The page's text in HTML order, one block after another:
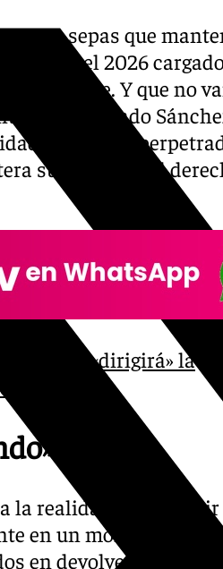
que sepas que
el 2026
siempre. Y que no
ha señalado
el ataque
su defensa del
que «dirigirá» la
la realidad y conseguir
en un momento en
en devolver aquel